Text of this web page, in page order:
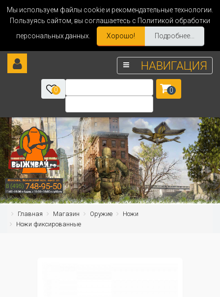
Мы используем файлы cookie и рекомендательные технологии.
Пользуясь сайтом, вы соглашаетесь с Политикой обработки
персональных данных.
Хорошо! Подробнее...
НАВИГАЦИЯ
0 0
Главная Магазин Оружие
Ножи
Ножи фиксированные